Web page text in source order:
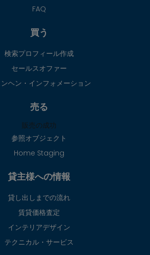
FAQ
買う
検索プロフィール作成
セールスオファー
ンヘン・インフォメーション
売る
販売の成功
参照オブジェクト
Home Staging
貸主様への情報
貸し出しまでの流れ
賃貸価格査定
インテリアデザイン
テクニカル・サービス